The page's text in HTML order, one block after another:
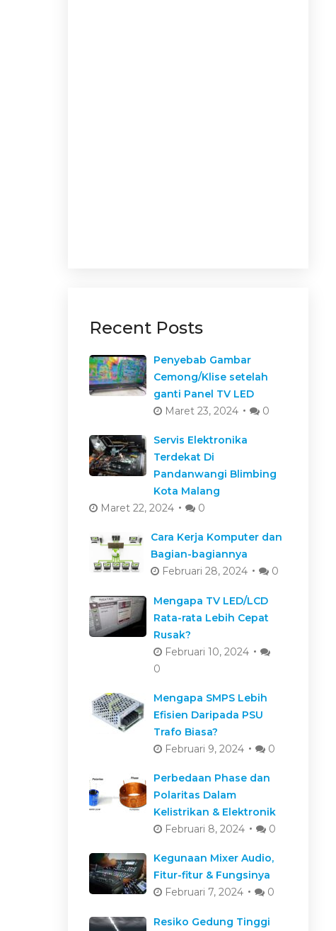
Recent Posts
Penyebab Gambar
Cemong/Klise setelah
ganti Panel TV LED
Maret 23, 2024
0
Servis Elektronika
Terdekat Di
Pandanwangi Blimbing
Kota Malang
Maret 22, 2024
0
Cara Kerja Komputer dan
Bagian-bagiannya
Februari 28, 2024
0
Mengapa TV LED/LCD
Rata-rata Lebih Cepat
Rusak?
Februari 10, 2024
0
Mengapa SMPS Lebih
Efisien Daripada PSU
Trafo Biasa?
Februari 9, 2024
0
Perbedaan Phase dan
Polaritas Dalam
Kelistrikan & Elektronik
Februari 8, 2024
0
Kegunaan Mixer Audio,
Fitur-fitur & Fungsinya
Februari 7, 2024
0
Resiko Gedung Tinggi